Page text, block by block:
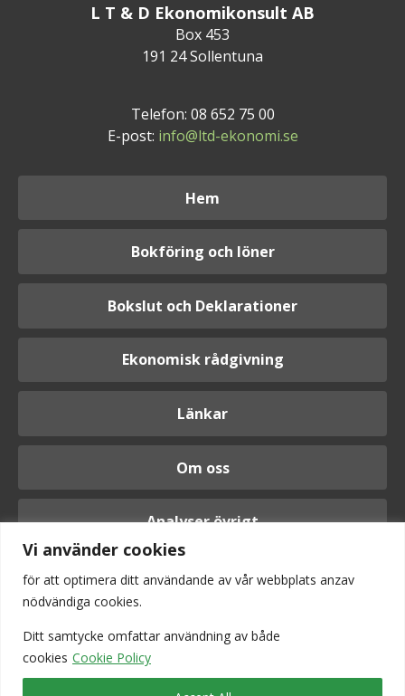
Vi använder cookies
för att optimera ditt användande av vår webbplats anzav
nödvändiga cookies.
Ditt samtycke omfattar användning av både
cookies Cookie Policy
L T & D Ekonomikonsult AB
Box 453
191 24 Sollentuna
Telefon: 08 652 75 00
E-post: info@ltd-ekonomi.se
Hem
Bokföring och löner
Bokslut och Deklarationer
Ekonomisk rådgivning
Länkar
Om oss
Analyser övrigt